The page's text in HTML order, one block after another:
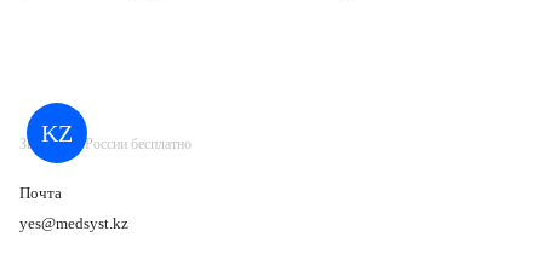
KZ
Звонок по России бесплатно
Почта
yes@medsyst.kz